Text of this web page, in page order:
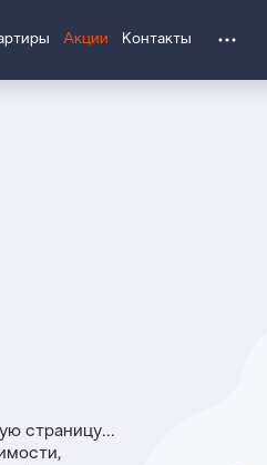
Акции Контакты
страницу...